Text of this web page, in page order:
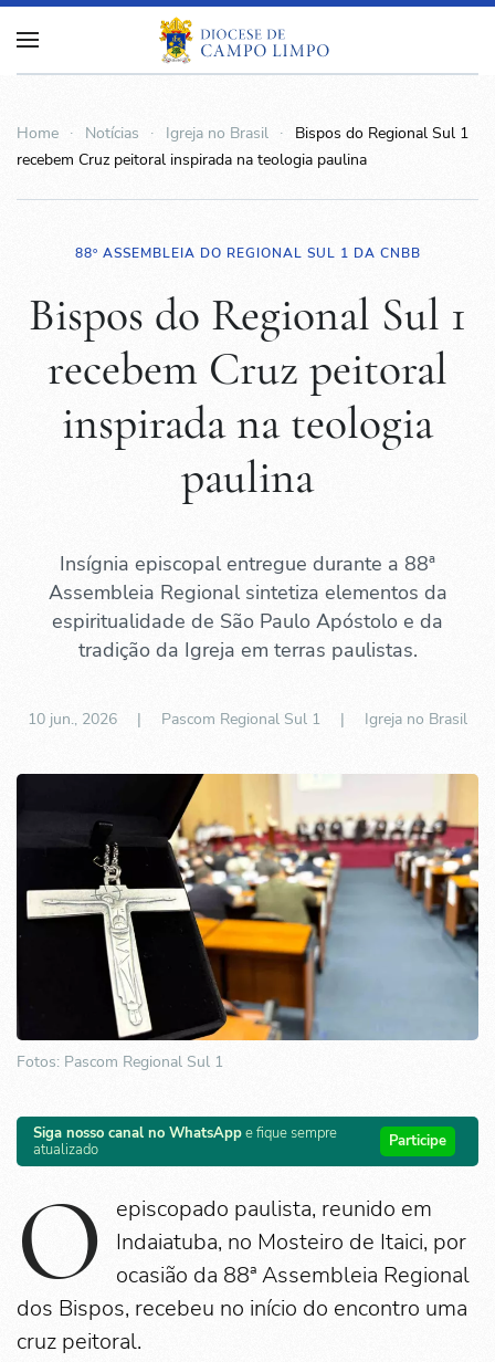
Home Notícias Igreja no Brasil
Bispos do Regional Sul 1
recebem Cruz peitoral inspirada na teologia paulina
88º ASSEMBLEIA DO REGIONAL SUL 1 DA CNBB
Bispos do Regional Sul 1
recebem Cruz peitoral
inspirada na teologia
paulina
Insígnia episcopal entregue durante a 88ª
Assembleia Regional sintetiza elementos da
espiritualidade de São Paulo Apóstolo e da
tradição da Igreja em terras paulistas.
10 jun., 2026 | Pascom Regional Sul 1 | Igreja no Brasil
Fotos: Pascom Regional Sul 1
Siga nosso canal no WhatsAppe fique sempre
atualizado
Participe
O
episcopado paulista, reunido em
Indaiatuba, no Mosteiro de Itaici, por
ocasião da 88ª Assembleia Regional
dos Bispos, recebeu no início do encontro uma
cruz peitoral.